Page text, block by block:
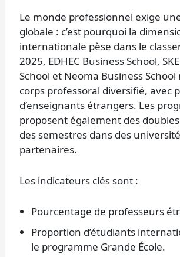
Le monde professionnel exige
globale : c’est pourquoi la
internationale pèse dans le
2025, EDHEC Business School,
School et Neoma Business
corps professoral diversifié, avec
d’enseignants étrangers. Les
proposent également des
des semestres dans des
partenaires.
Les indicateurs clés sont :
Pourcentage de professeurs
Proportion d’étudiants
le programme Grande École.